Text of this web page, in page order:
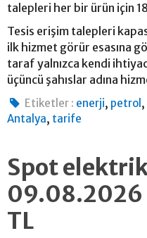
talepleri her bir ürün için
Tesis erişim talepleri
ilk hizmet görür esasına
taraf yalnızca kendi
üçüncü şahıslar adına
Etiketler : enerji, petrol ,
Antalya, tarife
Spot
09.08.2026
TL